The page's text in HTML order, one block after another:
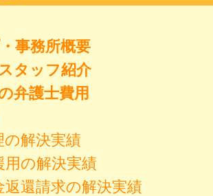
事務所概要
タッフ紹介
弁護士費用
の解決実績
用の解決実績
返還請求の解決実績